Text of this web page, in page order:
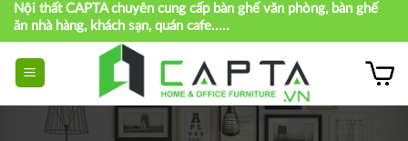
Skip
content
Nội thất CAPTA chuyên cung cấp bàn ghế văn phòng, bàn ghế
ăn nhà hàng, khách sạn, quán cafe.....